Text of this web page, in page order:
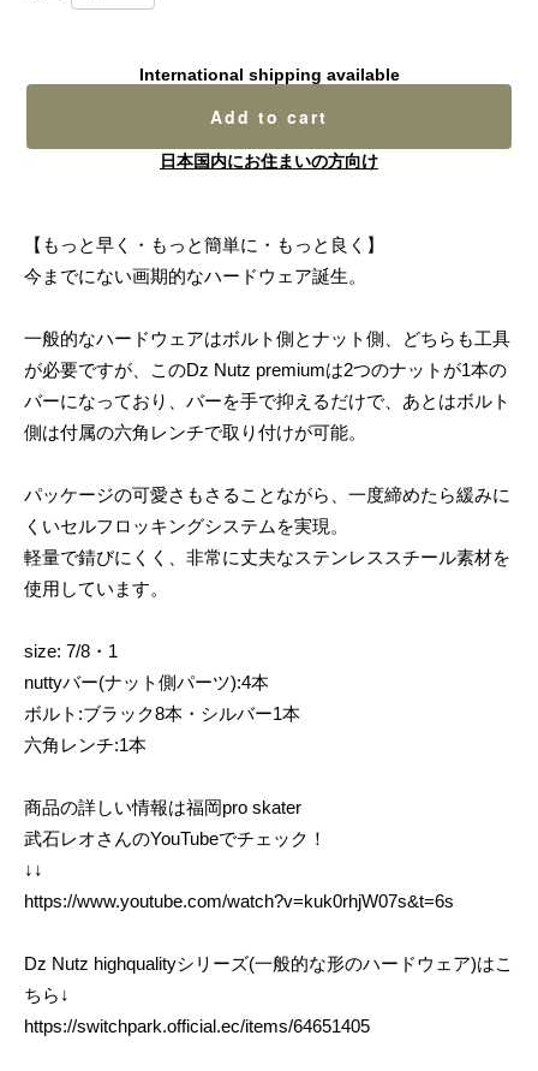
International shipping available
Add to cart
日本国内にお住まいの方向け
【もっと早く・もっと簡単に・もっと良く】
今までにない画期的なハードウェア誕生。
一般的なハードウェアはボルト側とナット側、どちらも工具
が必要ですが、このDz Nutz premiumは2つのナットが1本の
バーになっており、バーを手で抑えるだけで、あとはボルト
側は付属の六角レンチで取り付けが可能。
パッケージの可愛さもさることながら、一度締めたら緩みに
くいセルフロッキングシステムを実現。
軽量で錆びにくく、非常に丈夫なステンレススチール素材を
使用しています。
size: 7/8・1
nuttyバー(ナット側パーツ):4本
ボルト:ブラック8本・シルバー1本
六角レンチ:1本
商品の詳しい情報は福岡pro skater
武石レオさんのYouTubeでチェック！
↓↓
https://www.youtube.com/watch?v=kuk0rhjW07s&t=6s
Dz Nutz highqualityシリーズ(一般的な形のハードウェア)はこ
ちら↓
https://switchpark.official.ec/items/64651405